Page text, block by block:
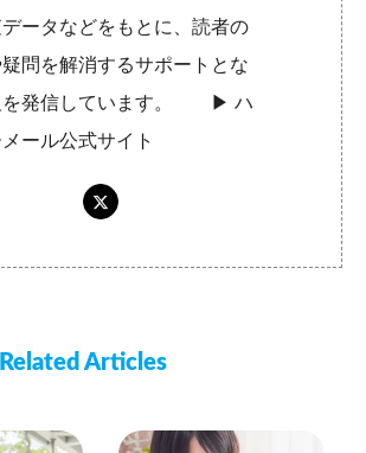
ータなどをもとに、読者の
問を解消するサポートとな
を発信しています。 ▶︎ハ
ール公式サイト
Related Articles